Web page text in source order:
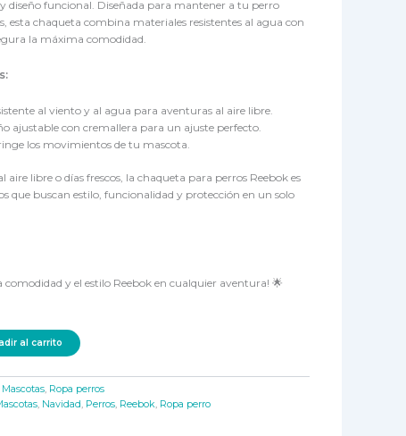
diseño funcional. Diseñada para mantener a tu perro
esta chaqueta combina materiales resistentes al agua con
la máxima comodidad.
al viento y al agua para aventuras al aire libre.
ajustable con cremallera para un ajuste perfecto.
los movimientos de tu mascota.
aire libre o días frescos, la chaqueta para perros Reebok es
que buscan estilo, funcionalidad y protección en un solo
comodidad y el estilo Reebok en cualquier aventura! 🌟
al carrito
Mascotas, Ropa perros
, Navidad, Perros, Reebok, Ropa perro